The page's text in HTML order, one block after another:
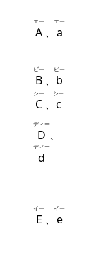
A
エー
、 a
エー
B
ビー
、 b
ビー
C
シー
、 c
シー
D
ディー
、
d
ディー
E
イー
、 e
イー